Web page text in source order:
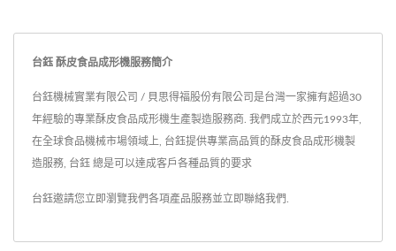
台鈺 酥皮食品成形機服務簡介
台鈺機械實業有限公司 / 貝思得福股份有限公司是台灣一家擁有超過30
年經驗的專業酥皮食品成形機生產製造服務商. 我們成立於西元1993年,
在全球食品機械市場領域上, 台鈺提供專業高品質的酥皮食品成形機製
造服務, 台鈺 總是可以達成客戶各種品質的要求
台鈺邀請您立即瀏覽我們各項產品服務並立即聯絡我們